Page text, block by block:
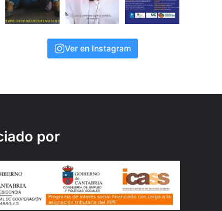
Ver en Instagram
por